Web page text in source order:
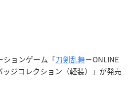
ションゲーム「刀剣乱舞−ONLINE
ジコレクション（軽装）」が発売